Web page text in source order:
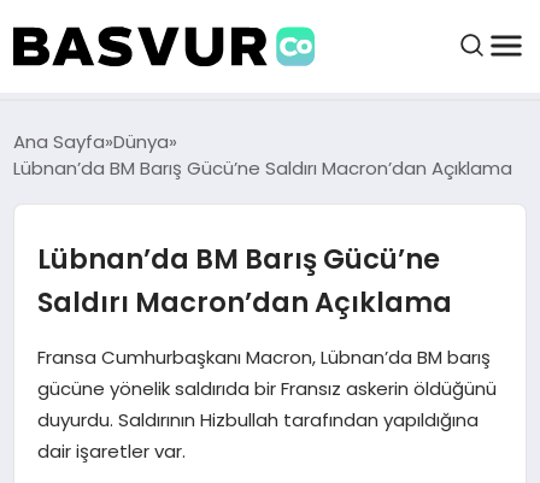
BAŞVURULAR
BAYILIKLER
İŞ FIKIRLERI
KRIPTO HABER
Ana Sayfa Dünya
Lübnan’da BM Barış Gücü’ne Saldırı Macron’dan Açıklama
Lübnan’da BM Barış Gücü’ne
Saldırı Macron’dan Açıklama
Fransa Cumhurbaşkanı Macron, Lübnan’da BM barış
gücüne yönelik saldırıda bir Fransız askerin öldüğünü
duyurdu. Saldırının Hizbullah tarafından yapıldığına
dair işaretler var.